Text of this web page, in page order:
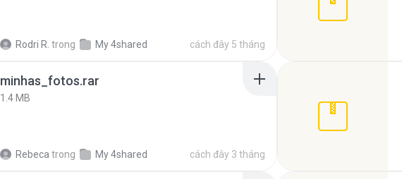
Rodri R. trong My 4shared cách đây 5 tháng
minhas_fotos.rar
1.4 MB
Rebeca trong My 4shared cách đây 3 tháng